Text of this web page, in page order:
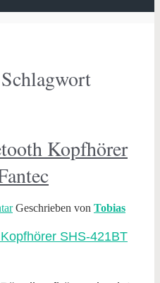
Kopfhörer
Geschrieben von Tobias